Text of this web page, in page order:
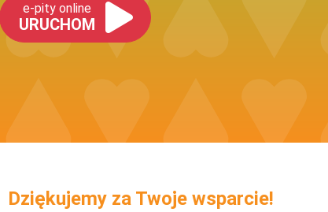
e-pity online
URUCHOM
Dziękujemy za Twoje wsparcie!